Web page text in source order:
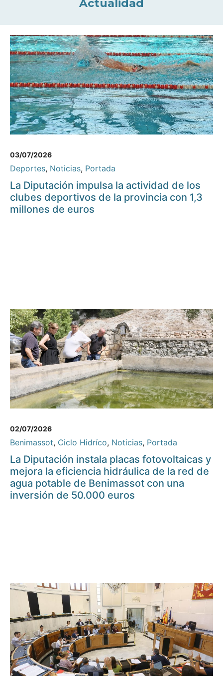
Actualidad
03/07/2026
Deportes, Noticias, Portada
La Diputación impulsa la actividad de los
clubes deportivos de la provincia con 1,3
millones de euros
02/07/2026
Benimassot, Ciclo Hidríco, Noticias, Portada
La Diputación instala placas fotovoltaicas y
mejora la eficiencia hidráulica de la red de
agua potable de Benimassot con una
inversión de 50.000 euros